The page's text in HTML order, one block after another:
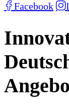
Facebook